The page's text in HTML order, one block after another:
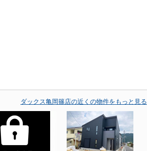
ダックス亀岡篠店の近くの物件をもっと見る